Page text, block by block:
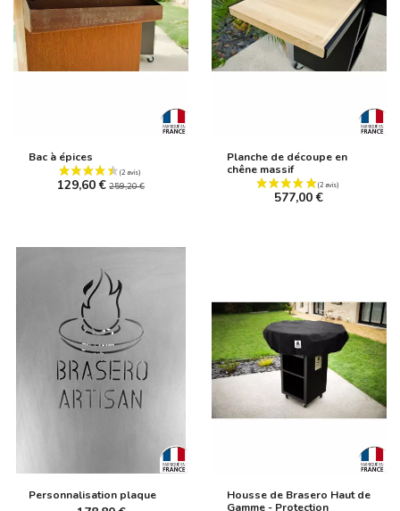
(6 avis)
Bac à épices
129,60 € 259,20 €
Planche de découpe en
chêne massif
577,00 €
Personnalisation plaque
Housse de Brasero Haut de
Gamme - Protection